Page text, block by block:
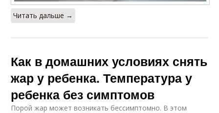
Читать дальше →
Как в домашних условиях снять
жар у ребенка. Температура у
ребенка без симптомов
Порой жар может возникать бессимптомно. В этом